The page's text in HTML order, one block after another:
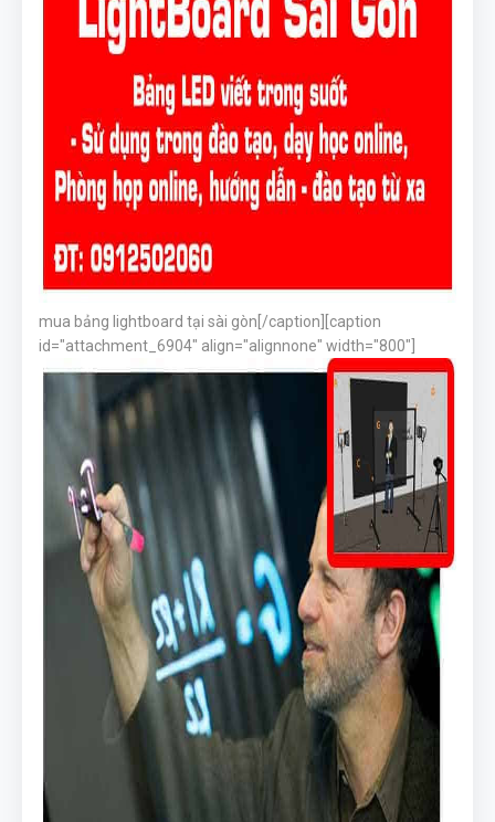
mua bảng lightboard tại sài gòn[/caption][caption
id="attachment_6904" align="alignnone" width="800"]